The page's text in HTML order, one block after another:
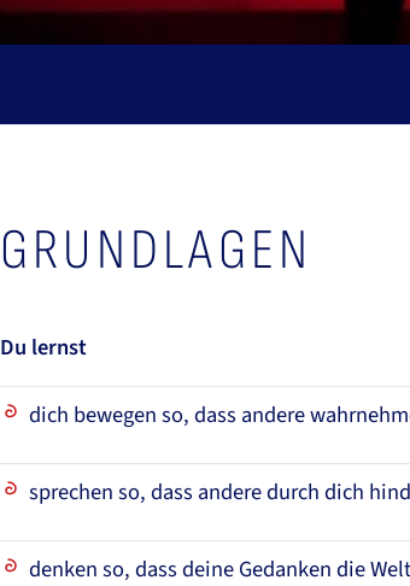
GRUNDLAGEN
Du lernst
dich bewegen so, dass andere
sprechen so, dass andere durch dich
denken so, dass deine Gedanken die